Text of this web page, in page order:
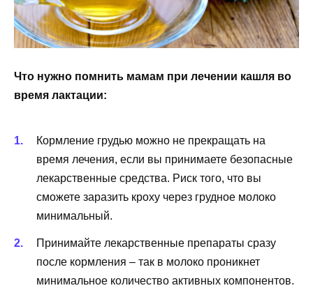
Что нужно помнить мамам при лечении кашля во
время лактации:
Кормление грудью можно не прекращать на
время лечения, если вы принимаете безопасные
лекарственные средства. Риск того, что вы
сможете заразить кроху через грудное молоко
минимальный.
Принимайте лекарственные препараты сразу
после кормления – так в молоко проникнет
минимальное количество активных компонентов.